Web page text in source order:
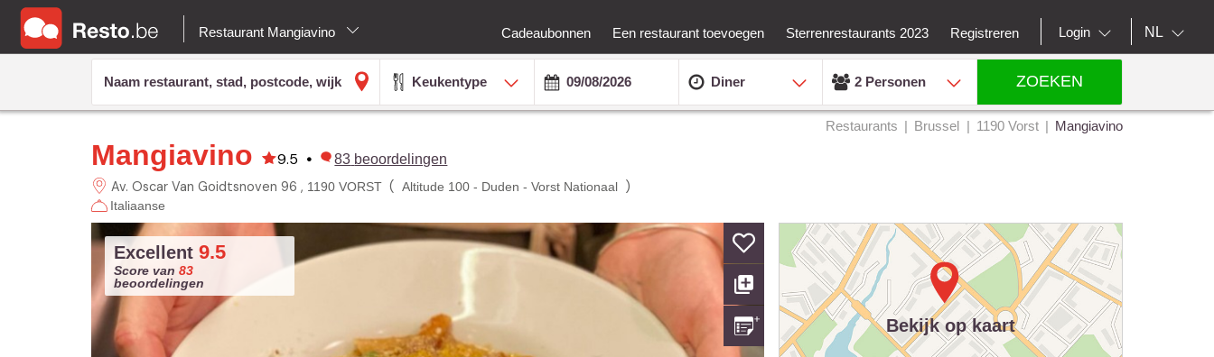
Restaurant Mangiavino Cadeaubonnen Een restaurant toevoegen Sterrenrestaurants 2023 Registreren Login NL
Keukentype Diner 2 Personen ZOEKEN
Restaurants Brussel 1190 Vorst Mangiavino
Mangiavino 9.5 • 83 beoordelingen
Av. Oscar Van Goidtsnoven 96 1190 VORST( Altitude 100 - Duden - Vorst Nationaal)
Italiaanse
Excellent 9.5
Score van 83
beoordelingen
Bekijk op kaart